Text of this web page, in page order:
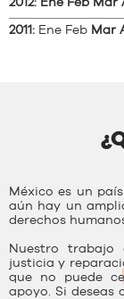
2012: Ene Feb Mar
2011: Ene Feb Mar
México es un
aún hay un
derechos
Nuestro trabajo
justicia y
que no puede
apoyo. Si deseas